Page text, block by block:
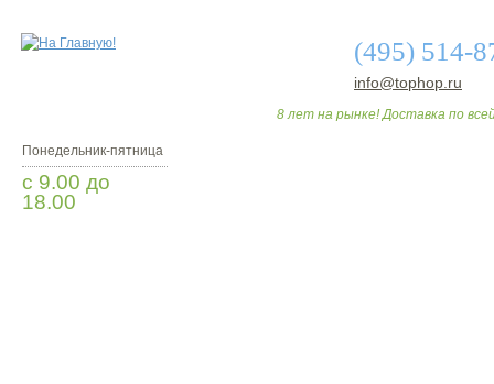
(495) 514-
info@tophop.ru
8 лет на рынке! Доставка по
Понедельник-пятница
с 9.00 до
18.00